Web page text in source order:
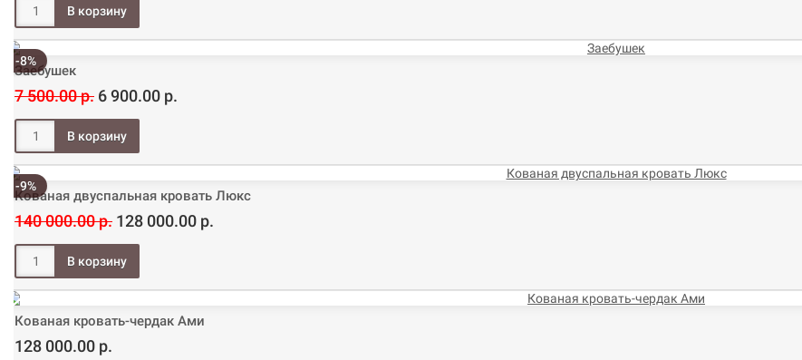
-8%
Заебушек
7 500.00 р. 6 900.00 р.
-9%
Кованая двуспальная кровать Люкс
140 000.00 р. 128 000.00 р.
Кованая кровать-чердак Ами
128 000.00 р.